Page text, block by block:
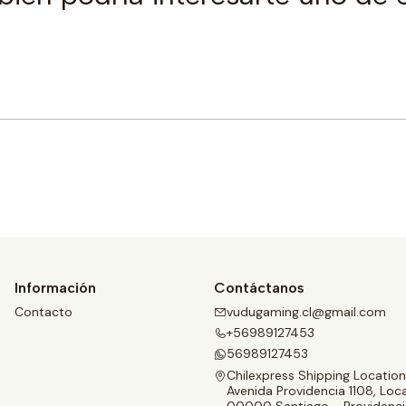
Información
Contacto
Contáctanos
vudugaming.cl@gmail.com
+56989127453
56989127453
Chilexpress Shipping Location
Avenida Providencia 1108,